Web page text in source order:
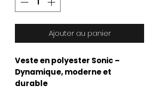
Ajouter au panier
Veste en polyester Sonic –
Dynamique, moderne et
durable